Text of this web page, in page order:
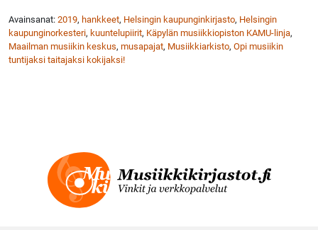
Avainsanat: 2019, hankkeet, Helsingin kaupunginkirjasto, Helsingin
kaupunginorkesteri, kuuntelupiirit, Käpylän musiikkiopiston KAMU-linja,
Maailman musiikin keskus, musapajat, Musiikkiarkisto, Opi musiikin
tuntijaksi taitajaksi kokijaksi!